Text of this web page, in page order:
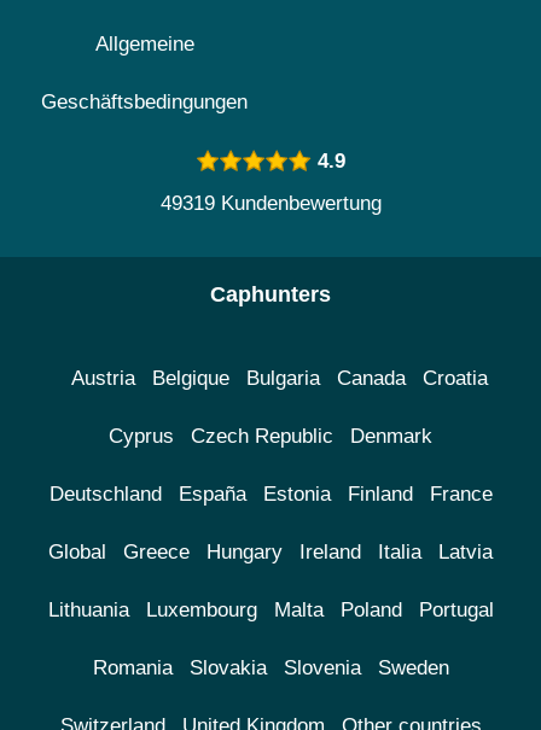
Allgemeine
Geschäftsbedingungen
4.9
49319 Kundenbewertung
Caphunters
Austria Belgique Bulgaria Canada Croatia
Cyprus Czech Republic Denmark
Deutschland España Estonia Finland France
Global Greece Hungary Ireland Italia Latvia
Lithuania Luxembourg Malta Poland Portugal
Romania Slovakia Slovenia Sweden